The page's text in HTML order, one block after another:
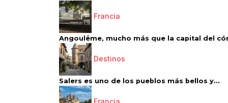
Francia
Angoulême, mucho más que la capital del
Destinos
Salers es uno de los pueblos más bellos y...
Francia